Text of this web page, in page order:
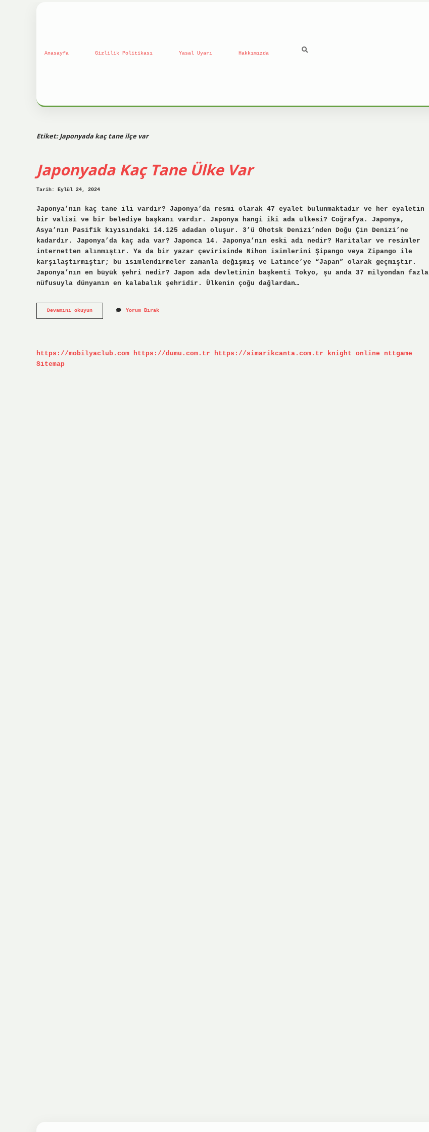
Anasayfa Gizlilik Politikası Yasal Uyarı Hakkımızda
Etiket:Japonyada kaç tane ilçe var
Japonyada Kaç Tane Ülke Var
Tarih: Eylül 24, 2024
Japonya’nın kaç tane ili vardır? Japonya’da resmi olarak 47 eyalet bulunmaktadır ve her eyaletin
bir valisi ve bir belediye başkanı vardır. Japonya hangi iki ada ülkesi? Coğrafya. Japonya,
Asya’nın Pasifik kıyısındaki 14.125 adadan oluşur. 3’ü Ohotsk Denizi’nden Doğu Çin Denizi’ne
kadardır. Japonya’da kaç ada var? Japonca 14. Japonya’nın eski adı nedir? Haritalar ve resimler
internetten alınmıştır. Ya da bir yazar çevirisinde Nihon isimlerini Şipango veya Zipango ile
karşılaştırmıştır; bu isimlendirmeler zamanla değişmiş ve Latince’ye “Japan” olarak geçmiştir.
Japonya’nın en büyük şehri nedir? Japon ada devletinin başkenti Tokyo, şu anda 37 milyondan fazla
nüfusuyla dünyanın en kalabalık şehridir. Ülkenin çoğu dağlardan…
Devamını okuyunJaponyada
Kaç
Yorum Bırak
https://mobilyaclub.com https://dumu.com.tr https://simarikcanta.com.tr knight online
nttgame
Sitemap